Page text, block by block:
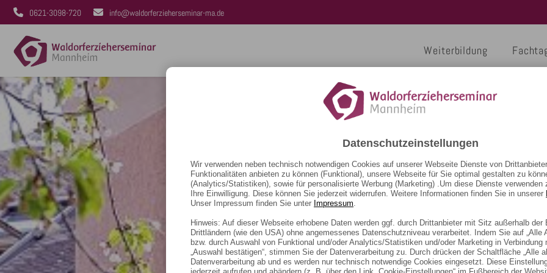
0621-3098-720 info@waldorferzieherseminar-ma.de
Weiterbildung
WEITERBILDUNGEN
Waldorferzieher*in in Mannheim
Waldorferzieher*in in Überlingen
Waldorferzieher*in in Wiesbaden
Waldorferzieher*in in Karlsruhe
Kurs: Leitungskompetenz und Management
Kurs: Kleinkindpädagogik 0 – 3 Jahre
FORTBILDUNGEN
Waldorfpädagogik und bedürfnisorientierte Pädagogik – Widerspruch oder Konsens?
Wie kann Teilhabe in unterschiedlichen Lebenswelten gelingen – von der Kindheit bis ins Alter?
Trauer von Kindern und ihre Begleitung
Trauer von Kindern und ihre Begleitung
Leitungsvertiefungskurs im Sampurna Seminarhaus
Sprache schafft Friedensbrücke
WER WIR SIND
Ansprechpartner:innen
Leitbild
Waldorfpädagogik
Datenschutzeinstellungen
Wir verwenden neben technisch notwendigen Cookies auf unserer Webseite Dienste von
Funktionalitäten anbieten zu können (Funktional), unsere Webseite für Sie optimal gestalten zu
(Analytics/Statistiken), sowie für personalisierte Werbung (Marketing) .Um diese Dienste verwenden
Ihre Einwilligung. Diese können Sie jederzeit widerrufen. Weitere Informationen finden Sie in unserer
Unser Impressum finden Sie unter Impressum.
Hinweis: Auf dieser Webseite erhobene Daten werden ggf. durch Drittanbieter mit Sitz außerhalb der
Drittländern (wie den USA) ohne angemessenes Datenschutzniveau verarbeitet. Indem Sie auf „Alle
bzw. durch Auswahl von Funktional und/oder Analytics/Statistiken und/oder Marketing in Verbindung
„Auswahl bestätigen“, stimmen Sie der Datenverarbeitung zu. Durch drücken der Schaltfläche „Alle
Datenverarbeitung ab und es werden nur technisch notwendige Cookies eingesetzt. Diese